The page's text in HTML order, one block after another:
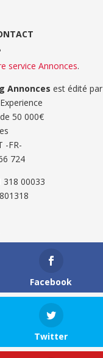
service Annonces.
Annonces est édité par
50 000€
-FR-
724‬
318 00033
Facebook
Twitter